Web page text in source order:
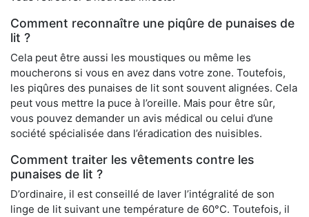
Comment reconnaître une piqûre de punaises de
lit ?
Cela peut être aussi les moustiques ou même les
moucherons si vous en avez dans votre zone. Toutefois,
les piqûres des punaises de lit sont souvent alignées. Cela
peut vous mettre la puce à l’oreille. Mais pour être sûr,
vous pouvez demander un avis médical ou celui d’une
société spécialisée dans l’éradication des nuisibles.
Comment traiter les vêtements contre les
punaises de lit ?
D’ordinaire, il est conseillé de laver l’intégralité de son
linge de lit suivant une température de 60°C. Toutefois, il